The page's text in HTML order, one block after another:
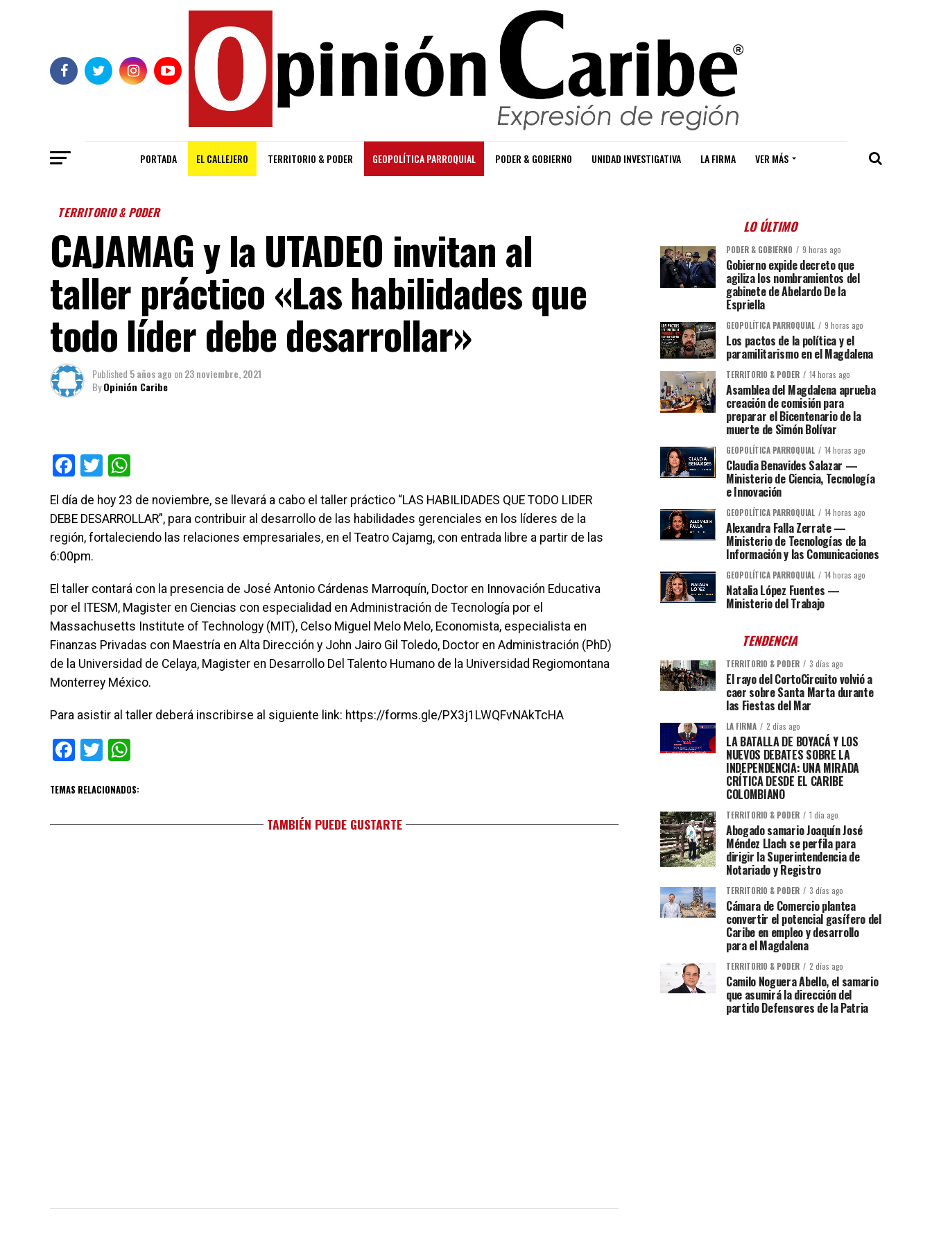
PORTADA EL CALLEJERO TERRITORIO & PODER GEOPOLÍTICA PARROQUIAL PODER & GOBIERNO UNIDAD INVESTIGATIVA LA FIRMA VER MÁS
TERRITORIO & PODER
CAJAMAG y la UTADEO invitan al
taller práctico «Las habilidades que
todo líder debe desarrollar»
Published 5 años ago on23 noviembre, 2021
ByOpinión Caribe
Facebook
Twitter
El día de hoy 23 de noviembre, se llevará a cabo el taller práctico “LAS HABILIDADES QUE TODO LIDER
DEBE DESARROLLAR”, para contribuir al desarrollo de las habilidades gerenciales en los líderes de la
región, fortaleciendo las relaciones empresariales, en el Teatro Cajamg, con entrada libre a partir de las
6:00pm.
El taller contará con la presencia de José Antonio Cárdenas Marroquín, Doctor en Innovación Educativa
por el ITESM, Magister en Ciencias con especialidad en Administración de Tecnología por el
Massachusetts Institute of Technology (MIT), Celso Miguel Melo Melo, Economista, especialista en
Finanzas Privadas con Maestría en Alta Dirección y John Jairo Gil Toledo, Doctor en Administración (PhD)
de la Universidad de Celaya, Magister en Desarrollo Del Talento Humano de la Universidad Regiomontana
Monterrey México.
Para asistir al taller deberá inscribirse al siguiente link: https://forms.gle/PX3j1LWQFvNAkTcHA
Facebook
Twitter
TEMAS RELACIONADOS:
TAMBIÉN PUEDE GUSTARTE
LO ÚLTIMO
PODER & GOBIERNO 9 horas ago
Gobierno expide decreto que
agiliza los nombramientos del
gabinete de Abelardo De la
Espriella
GEOPOLÍTICA PARROQUIAL 9 horas ago
Los pactos de la política y el
paramilitarismo en el Magdalena
TERRITORIO & PODER 14 horas ago
Asamblea del Magdalena aprueba
creación de comisión para
preparar el Bicentenario de la
muerte de Simón Bolívar
GEOPOLÍTICA PARROQUIAL 14 horas ago
Claudia Benavides Salazar —
Ministerio de Ciencia, Tecnología
e Innovación
GEOPOLÍTICA PARROQUIAL 14 horas ago
Alexandra Falla Zerrate —
Ministerio de Tecnologías de la
Información y las Comunicaciones
GEOPOLÍTICA PARROQUIAL 14 horas ago
Natalia López Fuentes —
Ministerio del Trabajo
TENDENCIA
TERRITORIO & PODER 3 días ago
El rayo del CortoCircuito volvió a
caer sobre Santa Marta durante
las Fiestas del Mar
LA FIRMA 2 días ago
LA BATALLA DE BOYACÁ Y LOS
NUEVOS DEBATES SOBRE LA
INDEPENDENCIA: UNA MIRADA
CRÍTICA DESDE EL CARIBE
COLOMBIANO
TERRITORIO & PODER 1 día ago
Abogado samario Joaquín José
Méndez Llach se perfila para
dirigir la Superintendencia de
Notariado y Registro
TERRITORIO & PODER 3 días ago
Cámara de Comercio plantea
convertir el potencial gasífero del
Caribe en empleo y desarrollo
para el Magdalena
TERRITORIO & PODER 2 días ago
Camilo Noguera Abello, el samario
que asumirá la dirección del
partido Defensores de la Patria